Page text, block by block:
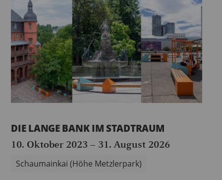
DIE LANGE BANK IM STADTRAUM
10. Oktober 2023 – 31. August 2026
Schaumainkai (Höhe Metzlerpark)